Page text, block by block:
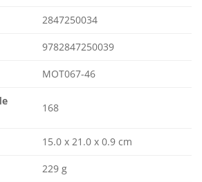
2847250034
9782847250039
MOT067-46
168
15.0 x 21.0 x 0.9 cm
229 g